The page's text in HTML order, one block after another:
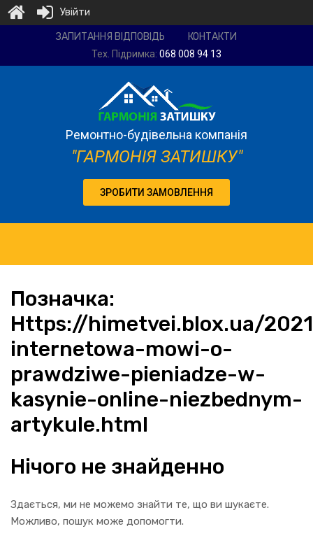
компанія
ЗАПИТАННЯ ВІДПОВІДЬ КОНТАКТИ
Тех. Підримка: 068 008 94 13
Ремонтно-будівельна компанія
"ГАРМОНІЯ ЗАТИШКУ"
ЗРОБИТИ ЗАМОВЛЕННЯ
Позначка:
Https://himetvei.blox.ua/
internetowa-mowi-o-
prawdziwe-pieniadze-w-
kasynie-online-niezbednym-
artykule.html
Нічого не знайденно
Здається, ми не можемо знайти те, що ви шукаєте.
Можливо, пошук може допомогти.
Увійти